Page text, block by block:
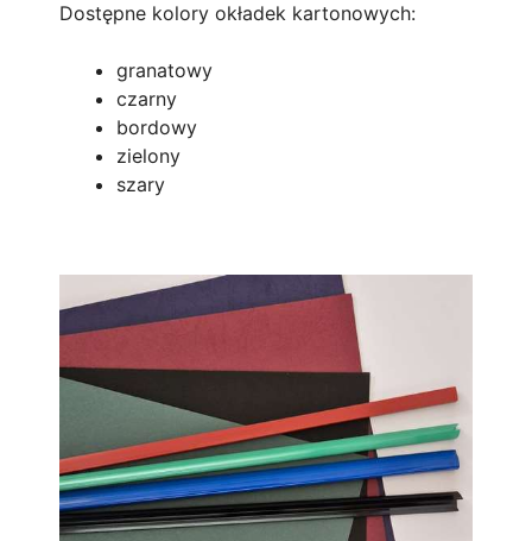
Dostępne kolory okładek kartonowych:
granatowy
czarny
bordowy
zielony
szary